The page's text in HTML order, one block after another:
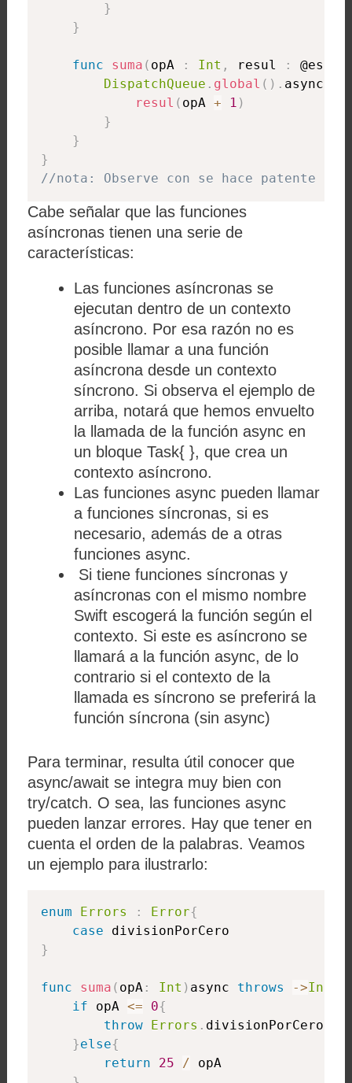
}
}
func suma ( opA : Int , resul :
DispatchQueue . global ( ) . async
resul ( opA + 1 )
}
}
}
//nota: Observe con se hace patente
Cabe señalar que las funciones
asíncronas tienen una serie de
características:
Las funciones asíncronas se
ejecutan dentro de un contexto
asíncrono. Por esa razón no es
posible llamar a una función
asíncrona desde un contexto
síncrono. Si observa el ejemplo de
arriba, notará que hemos envuelto
la llamada de la función async en
un bloque Task{ }, que crea un
contexto asíncrono.
Las funciones async pueden llamar
a funciones síncronas, si es
necesario, además de a otras
funciones async.
Si tiene funciones síncronas y
asíncronas con el mismo nombre
Swift escogerá la función según el
contexto. Si este es asíncrono se
llamará a la función async, de lo
contrario si el contexto de la
llamada es síncrono se preferirá la
función síncrona (sin async)
Para terminar, resulta útil conocer que
async/await se integra muy bien con
try/catch. O sea, las funciones async
pueden lanzar errores. Hay que tener en
cuenta el orden de la palabras. Veamos
un ejemplo para ilustrarlo:
enum Errors : Error{
case
}
func suma ( opA: Int ) async throws ->Int
if opA <= 0{
throw Errors . divisionPorCero
}else{
return
25 / opA